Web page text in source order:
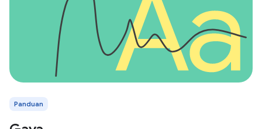
Panduan